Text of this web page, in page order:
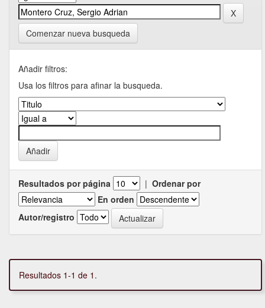
Comenzar nueva busqueda
Añadir filtros:
Usa los filtros para afinar la busqueda.
Resultados por página | Ordenar por
En orden
Autor/registro
Resultados 1-1 de 1.